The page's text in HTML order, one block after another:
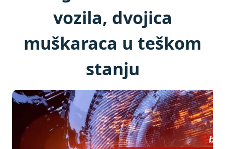
vozila, dvojica
muškaraca u teškom
stanju